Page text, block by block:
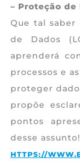
– Proteção
Que tal saber
de Dados
aprenderá
processos e
proteger
propõe
pontos
desse assunto!
HTTPS://